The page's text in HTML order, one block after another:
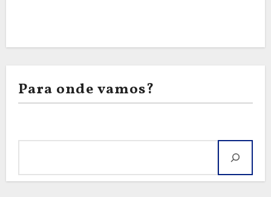
Para onde vamos?